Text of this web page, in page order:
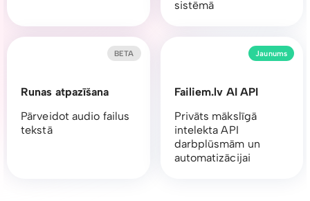
sistēmā
Runas atpazīšana
Pārveidot audio failus
tekstā
BETA
Failiem.lv AI API
Privāts mākslīgā
intelekta API
darbplūsmām un
automatizācijai
Jaunums